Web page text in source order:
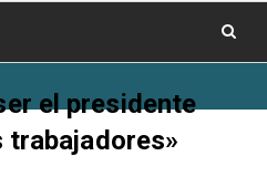
el presidente
trabajadores»